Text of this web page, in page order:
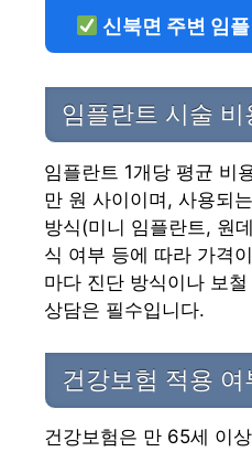
신북면 주변 임
임플란트 시술 비
임플란트 1개당 평균 비
만 원 사이이며, 사용되
방식(미니 임플란트, 원
식 여부 등에 따라 가격
마다 진단 방식이나 보
상담은 필수입니다.
건강보험 적용 여
건강보험은 만 65세 이